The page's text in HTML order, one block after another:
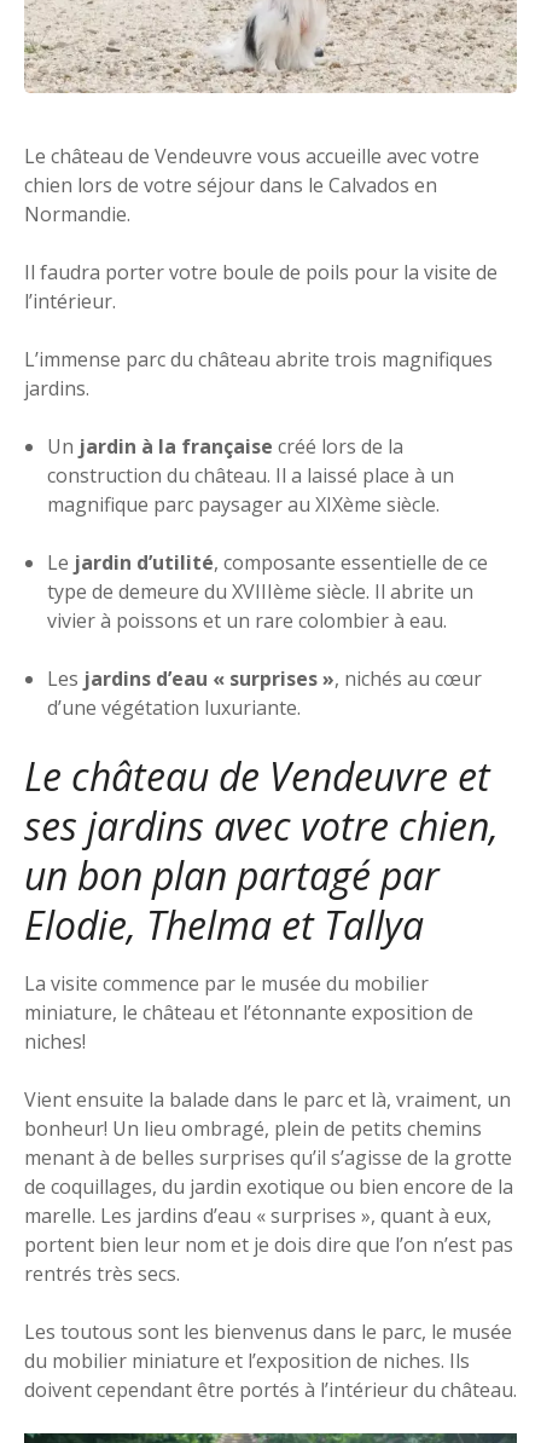
Le château de Vendeuvre vous accueille avec votre
chien lors de votre séjour dans le Calvados en
Normandie.
Il faudra porter votre boule de poils pour la visite de
l’intérieur.
L’immense parc du château abrite trois magnifiques
jardins.
Un jardin à la française créé lors de la
construction du château. Il a laissé place à un
magnifique parc paysager au XIXème siècle.
Le jardin d’utilité, composante essentielle de ce
type de demeure du XVIIIème siècle. Il abrite un
vivier à poissons et un rare colombier à eau.
Les jardins d’eau « surprises », nichés au cœur
d’une végétation luxuriante.
Le château de Vendeuvre et
ses jardins avec votre chien,
un bon plan partagé par
Elodie, Thelma et Tallya
La visite commence par le musée du mobilier
miniature, le château et l’étonnante exposition de
niches!
Vient ensuite la balade dans le parc et là, vraiment, un
bonheur! Un lieu ombragé, plein de petits chemins
menant à de belles surprises qu’il s’agisse de la grotte
de coquillages, du jardin exotique ou bien encore de la
marelle. Les jardins d’eau « surprises », quant à eux,
portent bien leur nom et je dois dire que l’on n’est pas
rentrés très secs.
Les toutous sont les bienvenus dans le parc, le musée
du mobilier miniature et l’exposition de niches. Ils
doivent cependant être portés à l’intérieur du château.